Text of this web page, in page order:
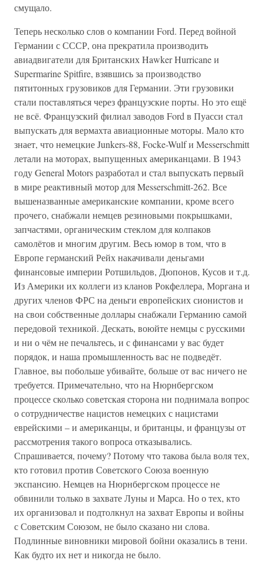
смущало.
Теперь несколько слов о компании Ford. Перед войной
Германии с СССР, она прекратила производить
авиадвигатели для Британских Hawker Hurricane и
Supermarine Spitfire, взявшись за производство
пятитонных грузовиков для Германии. Эти грузовики
стали поставляться через французские порты. Но это ещё
не всё. Французский филиал заводов Ford в Пуасси стал
выпускать для вермахта авиационные моторы. Мало кто
знает, что немецкие Junkers-88, Focke-Wulf и Messerschmitt
летали на моторах, выпущенных американцами. В 1943
году General Motors разработал и стал выпускать первый
в мире реактивный мотор для Messerschmitt-262. Все
вышеназванные американские компании, кроме всего
прочего, снабжали немцев резиновыми покрышками,
запчастями, органическим стеклом для колпаков
самолётов и многим другим. Весь юмор в том, что в
Европе германский Рейх накачивали деньгами
финансовые империи Ротшильдов, Дюпонов, Кусов и т.д.
Из Америки их коллеги из кланов Рокфеллера, Моргана и
других членов ФРС на деньги европейских сионистов и
на свои собственные доллары снабжали Германию самой
передовой техникой. Дескать, воюйте немцы с русскими
и ни о чём не печальтесь, и с финансами у вас будет
порядок, и наша промышленность вас не подведёт.
Главное, вы побольше убивайте, больше от вас ничего не
требуется. Примечательно, что на Нюрнбергском
процессе сколько советская сторона ни поднимала вопрос
о сотрудничестве нацистов немецких с нацистами
еврейскими – и американцы, и британцы, и французы от
рассмотрения такого вопроса отказывались.
Спрашивается, почему? Потому что такова была воля тех,
кто готовил против Советского Союза военную
экспансию. Немцев на Нюрнбергском процессе не
обвинили только в захвате Луны и Марса. Но о тех, кто
их организовал и подтолкнул на захват Европы и войны
с Советским Союзом, не было сказано ни слова.
Подлинные виновники мировой бойни оказались в тени.
Как будто их нет и никогда не было.